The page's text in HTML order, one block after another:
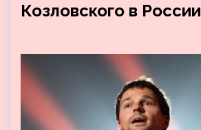
Козловского в России